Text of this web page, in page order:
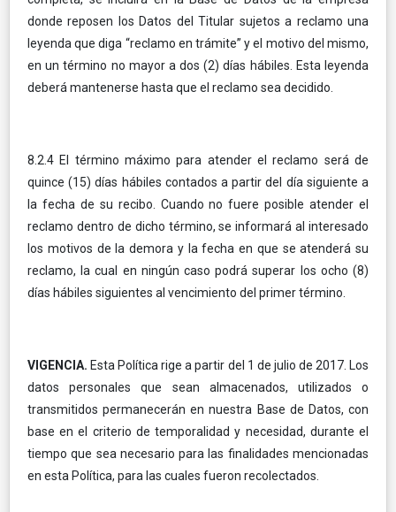
donde reposen los Datos del Titular sujetos a reclamo una
leyenda que diga “reclamo en trámite” y el motivo del mismo,
en un término no mayor a dos (2) días hábiles. Esta leyenda
deberá mantenerse hasta que el reclamo sea decidido.
8.2.4 El término máximo para atender el reclamo será de
quince (15) días hábiles contados a partir del día siguiente a
la fecha de su recibo. Cuando no fuere posible atender el
reclamo dentro de dicho término, se informará al interesado
los motivos de la demora y la fecha en que se atenderá su
reclamo, la cual en ningún caso podrá superar los ocho (8)
días hábiles siguientes al vencimiento del primer término.
VIGENCIA. Esta Política rige a partir del 1 de julio de 2017. Los
datos personales que sean almacenados, utilizados o
transmitidos permanecerán en nuestra Base de Datos, con
base en el criterio de temporalidad y necesidad, durante el
tiempo que sea necesario para las finalidades mencionadas
en esta Política, para las cuales fueron recolectados.